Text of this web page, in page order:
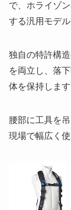
で、ホライゾ
する汎用モデル
独自の特許構
を両立し、落
体を保持します
腰部に工具を
現場で幅広く